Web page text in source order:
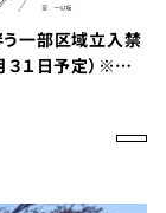
一部区域立入禁
３１日予定）※重